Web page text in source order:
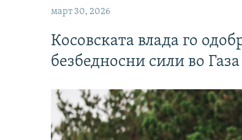
март 30, 2026
Косовската влада го
безбедносни сили во Газа